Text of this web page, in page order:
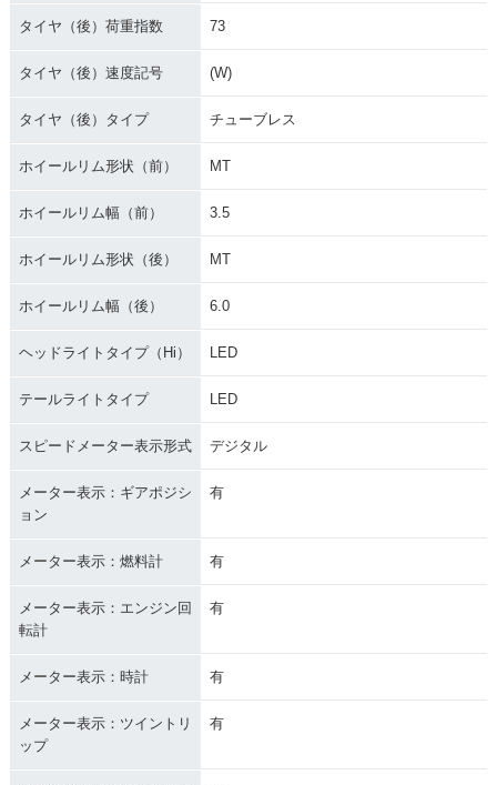
タイヤ（後）荷重指数 73
タイヤ（後）速度記号 (W)
タイヤ（後）タイプ チューブレス
ホイールリム形状（前） MT
ホイールリム幅（前） 3.5
ホイールリム形状（後） MT
ホイールリム幅（後） 6.0
ヘッドライトタイプ（Hi） LED
テールライトタイプ LED
スピードメーター表示形式 デジタル
メーター表示：ギアポジシ
ョン
有
メーター表示：燃料計 有
メーター表示：エンジン回
転計
有
メーター表示：時計 有
メーター表示：ツイントリ
ップ
有